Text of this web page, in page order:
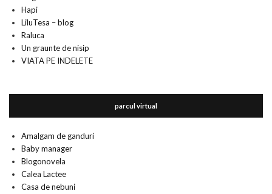
Hapi
LiluTesa – blog
Raluca
Un graunte de nisip
VIATA PE INDELETE
parcul virtual
Amalgam de ganduri
Baby manager
Blogonovela
Calea Lactee
Casa de nebuni